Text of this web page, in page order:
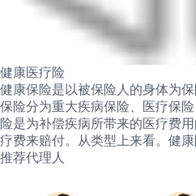
健康医疗险
健康保险是以被保险人的身体为
保险分为重大疾病保险、医疗保
险是为补偿疾病所带来的医疗费
疗费来赔付。从类型上来看。健
推荐代理人